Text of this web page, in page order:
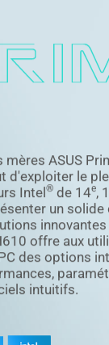
mères ASUS
d'exploiter le
Intel® de 14e,
un
offre aux
des options
intuitifs.